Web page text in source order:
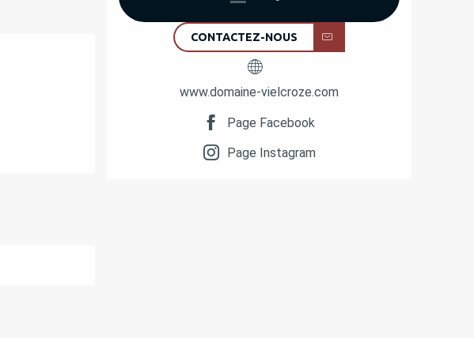
CONTACTEZ-NOUS
www.domaine-vielcroze.com
Page Facebook
Page Instagram